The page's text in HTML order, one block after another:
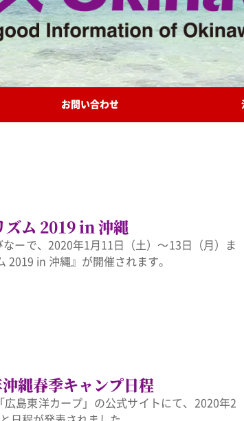
お問い合わせ
ズム 2019 in 沖縄
ーで、2020年1月11日（土）〜13日（月）ま
2019 in 沖縄』が開催されます。
縄春季キャンプ日程
島東洋カープ」の公式サイトにて、2020年2